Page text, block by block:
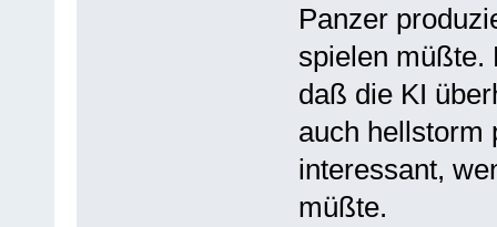
Panzer
spielen müßte.
daß die KI
auch hellstorm
interessant,
müßte.